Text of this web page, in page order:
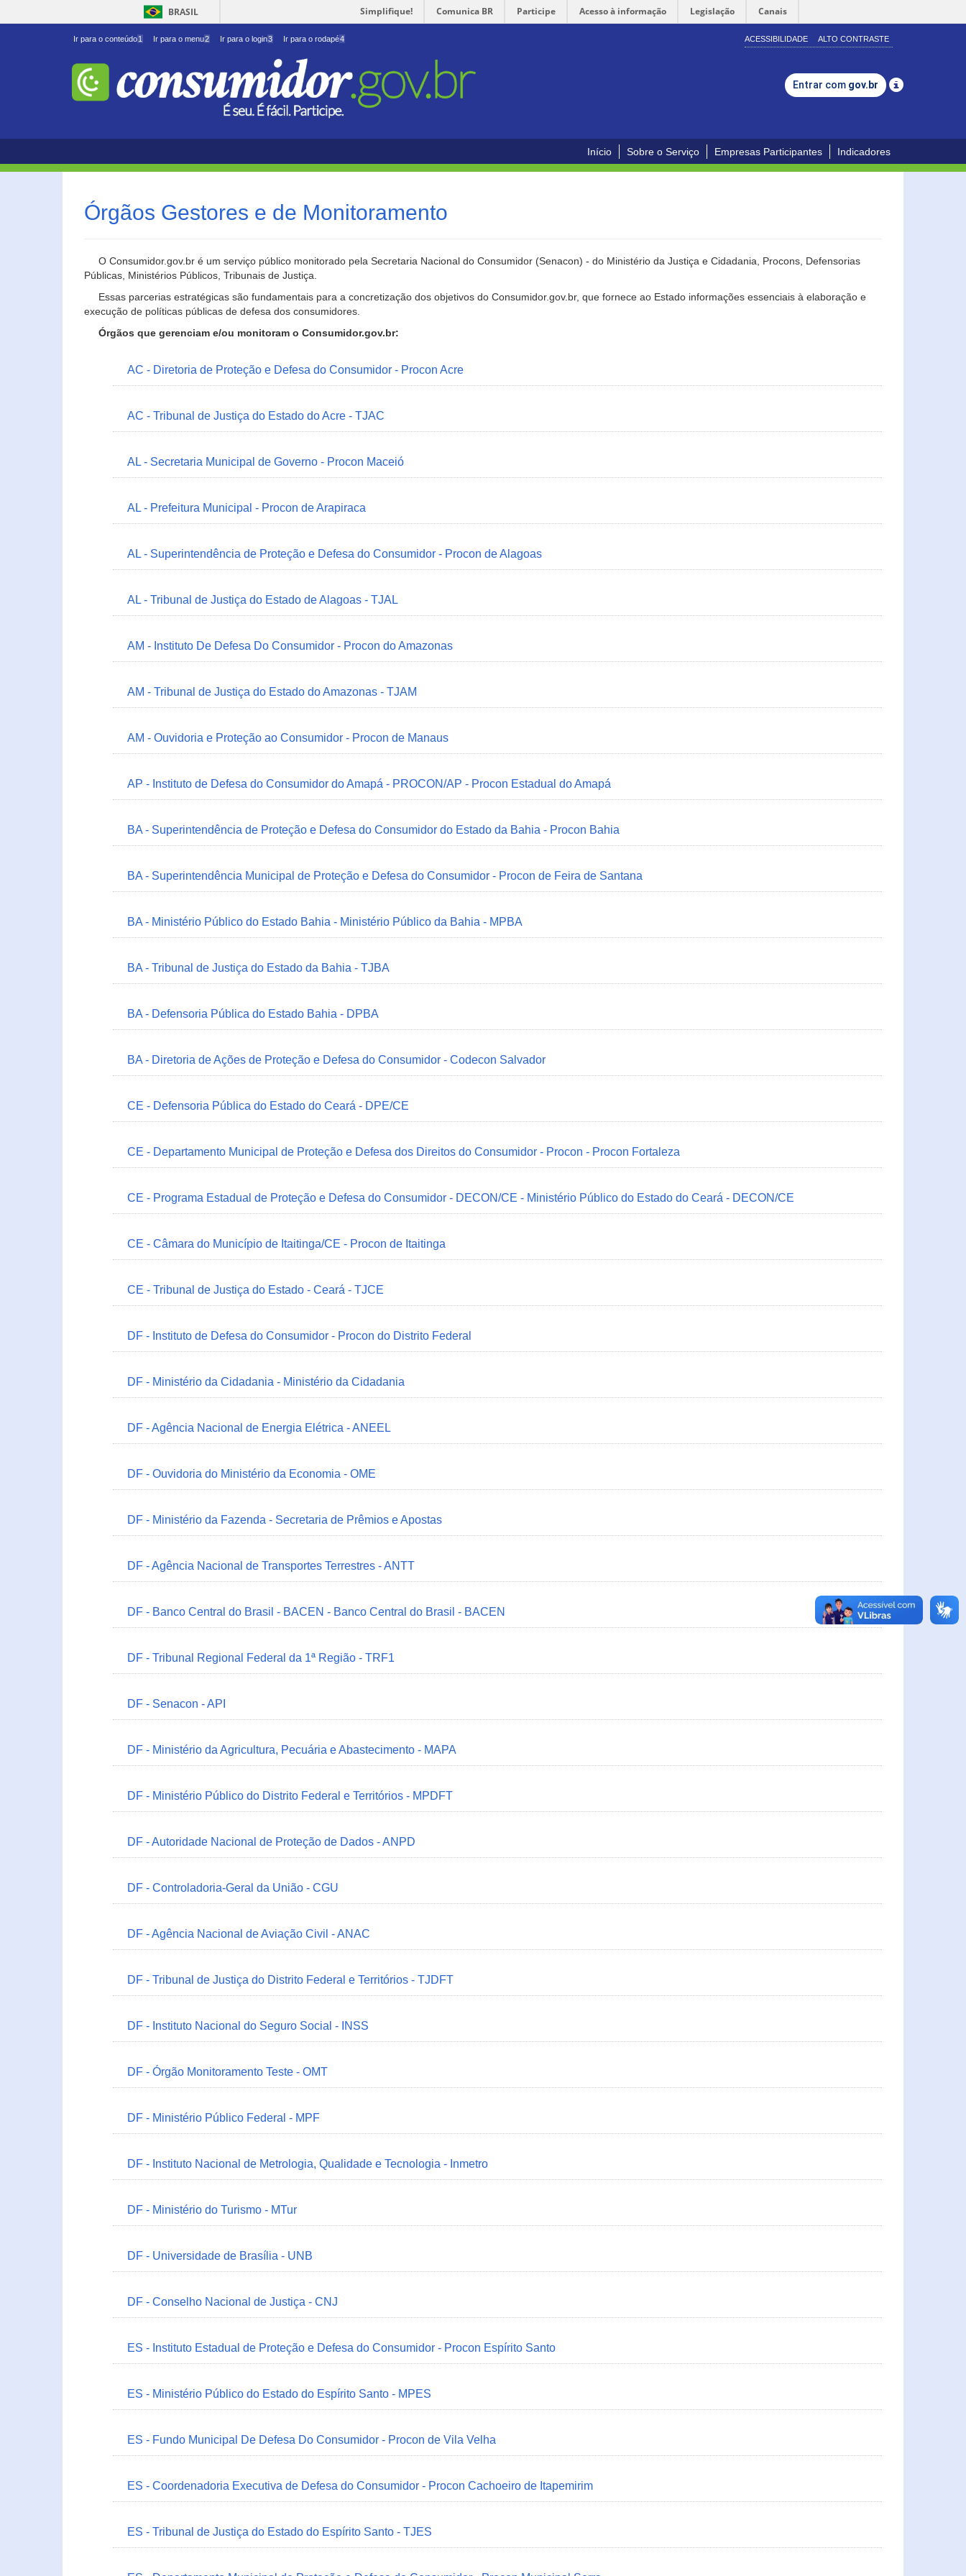
BRASIL Simplifique! Comunica BR Participe Acesso à informação Legislação Canais
Ir para o conteúdo1 Ir para o menu2 Ir para o login3 Ir para o rodapé4 ACESSIBILIDADE ALTO CONTRASTE
Entrar com gov.br
Início Sobre o Serviço Empresas Participantes Indicadores
Órgãos Gestores e de Monitoramento
O Consumidor.gov.br é um serviço público monitorado pela Secretaria Nacional do Consumidor (Senacon) - do Ministério da Justiça e Cidadania, Procons, Defensorias
Públicas, Ministérios Públicos, Tribunais de Justiça.
Essas parcerias estratégicas são fundamentais para a concretização dos objetivos do Consumidor.gov.br, que fornece ao Estado informações essenciais à elaboração e
execução de políticas públicas de defesa dos consumidores.
Órgãos que gerenciam e/ou monitoram o Consumidor.gov.br:
AC - Diretoria de Proteção e Defesa do Consumidor - Procon Acre
AC - Tribunal de Justiça do Estado do Acre - TJAC
AL - Secretaria Municipal de Governo - Procon Maceió
AL - Prefeitura Municipal - Procon de Arapiraca
AL - Superintendência de Proteção e Defesa do Consumidor - Procon de Alagoas
AL - Tribunal de Justiça do Estado de Alagoas - TJAL
AM - Instituto De Defesa Do Consumidor - Procon do Amazonas
AM - Tribunal de Justiça do Estado do Amazonas - TJAM
AM - Ouvidoria e Proteção ao Consumidor - Procon de Manaus
AP - Instituto de Defesa do Consumidor do Amapá - PROCON/AP - Procon Estadual do Amapá
BA - Superintendência de Proteção e Defesa do Consumidor do Estado da Bahia - Procon Bahia
BA - Superintendência Municipal de Proteção e Defesa do Consumidor - Procon de Feira de Santana
BA - Ministério Público do Estado Bahia - Ministério Público da Bahia - MPBA
BA - Tribunal de Justiça do Estado da Bahia - TJBA
BA - Defensoria Pública do Estado Bahia - DPBA
BA - Diretoria de Ações de Proteção e Defesa do Consumidor - Codecon Salvador
CE - Defensoria Pública do Estado do Ceará - DPE/CE
CE - Departamento Municipal de Proteção e Defesa dos Direitos do Consumidor - Procon - Procon Fortaleza
CE - Programa Estadual de Proteção e Defesa do Consumidor - DECON/CE - Ministério Público do Estado do Ceará - DECON/CE
CE - Câmara do Município de Itaitinga/CE - Procon de Itaitinga
CE - Tribunal de Justiça do Estado - Ceará - TJCE
DF - Instituto de Defesa do Consumidor - Procon do Distrito Federal
DF - Ministério da Cidadania - Ministério da Cidadania
DF - Agência Nacional de Energia Elétrica - ANEEL
DF - Ouvidoria do Ministério da Economia - OME
DF - Ministério da Fazenda - Secretaria de Prêmios e Apostas
DF - Agência Nacional de Transportes Terrestres - ANTT
DF - Banco Central do Brasil - BACEN - Banco Central do Brasil - BACEN
DF - Tribunal Regional Federal da 1ª Região - TRF1
DF - Senacon - API
DF - Ministério da Agricultura, Pecuária e Abastecimento - MAPA
DF - Ministério Público do Distrito Federal e Territórios - MPDFT
DF - Autoridade Nacional de Proteção de Dados - ANPD
DF - Controladoria-Geral da União - CGU
DF - Agência Nacional de Aviação Civil - ANAC
DF - Tribunal de Justiça do Distrito Federal e Territórios - TJDFT
DF - Instituto Nacional do Seguro Social - INSS
DF - Órgão Monitoramento Teste - OMT
DF - Ministério Público Federal - MPF
DF - Instituto Nacional de Metrologia, Qualidade e Tecnologia - Inmetro
DF - Ministério do Turismo - MTur
DF - Universidade de Brasília - UNB
DF - Conselho Nacional de Justiça - CNJ
ES - Instituto Estadual de Proteção e Defesa do Consumidor - Procon Espírito Santo
ES - Ministério Público do Estado do Espírito Santo - MPES
ES - Fundo Municipal De Defesa Do Consumidor - Procon de Vila Velha
ES - Coordenadoria Executiva de Defesa do Consumidor - Procon Cachoeiro de Itapemirim
ES - Tribunal de Justiça do Estado do Espírito Santo - TJES